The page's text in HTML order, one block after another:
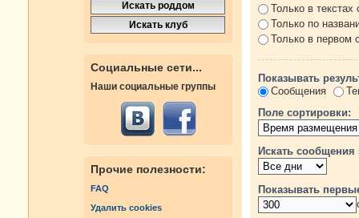
Социальные сети...
Наши социальные группы
Прочие полезности:
FAQ
Удалить cookies
Только в
Только по
Только в первом
Показывать
Сообщения
Поле сортировки:
Искать сообщения
Показывать